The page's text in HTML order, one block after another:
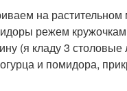
на растительном
режем
(я кладу 3
и помидора,